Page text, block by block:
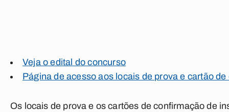
Veja o edital do concurso
Página de acesso aos locais de prova e cartão
Os locais de prova e os cartões de confirmação de